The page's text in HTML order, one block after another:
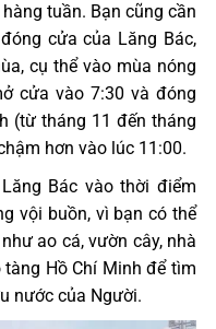
tuần. Bạn cũng cần
cửa của Lăng Bác,
cụ thể vào mùa nóng
cửa vào 7:30 và đóng
(từ tháng 11 đến tháng
hơn vào lúc 11:00.
Bác vào thời điểm
vội buồn, vì bạn có thể
ao cá, vườn cây, nhà
Hồ Chí Minh để tìm
nước của Người.